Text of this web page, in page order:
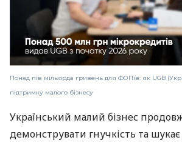
Понад пів мільярда гривень для ФОПів: як UGB
підтримку малого бізнесу
Український малий бізнес
демонструвати гнучкість та